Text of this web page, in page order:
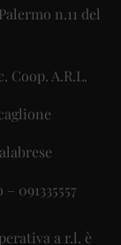
n.11 del
Coop. A.R.L.
091335557
a r.l. è